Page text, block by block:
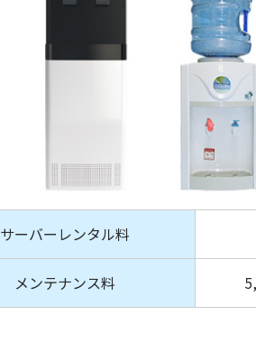
サーバーレンタル料
メンテナンス料